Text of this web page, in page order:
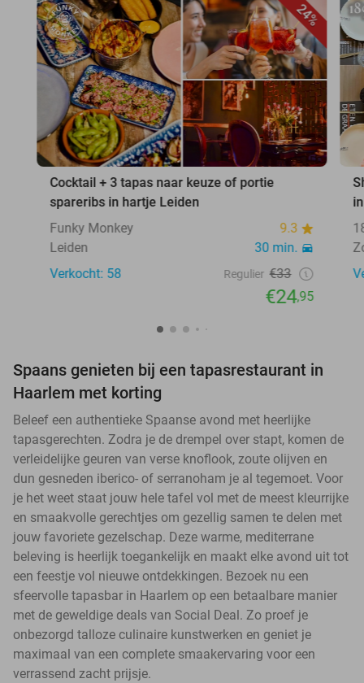
24%
Cocktail + 3 tapas naar keuze of portie
spareribs in hartje Leiden
Funky Monkey
9.3
Leiden
30 min.
Verkocht: 58
Regulier €33
€24,95
Spaans genieten bij een tapasrestaurant in
Haarlem met korting
Beleef een authentieke Spaanse avond met heerlijke
tapasgerechten. Zodra je de drempel over stapt, komen de
verleidelijke geuren van verse knoflook, zoute olijven en
dun gesneden iberico- of serranoham je al tegemoet. Voor
je het weet staat jouw hele tafel vol met de meest kleurrijke
en smaakvolle gerechtjes om gezellig samen te delen met
jouw favoriete gezelschap. Deze warme, mediterrane
beleving is heerlijk toegankelijk en maakt elke avond uit tot
een feestje vol nieuwe ontdekkingen. Bezoek nu een
sfeervolle tapasbar in Haarlem op een betaalbare manier
met de geweldige deals van Social Deal. Zo proef je
onbezorgd talloze culinaire kunstwerken en geniet je
maximaal van een complete smaakervaring voor een
verrassend zacht prijsje.